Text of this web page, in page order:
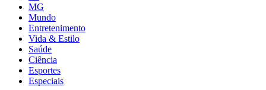
MG
Mundo
Entretenimento
Vida & Estilo
Saúde
Ciência
Esportes
Especiais